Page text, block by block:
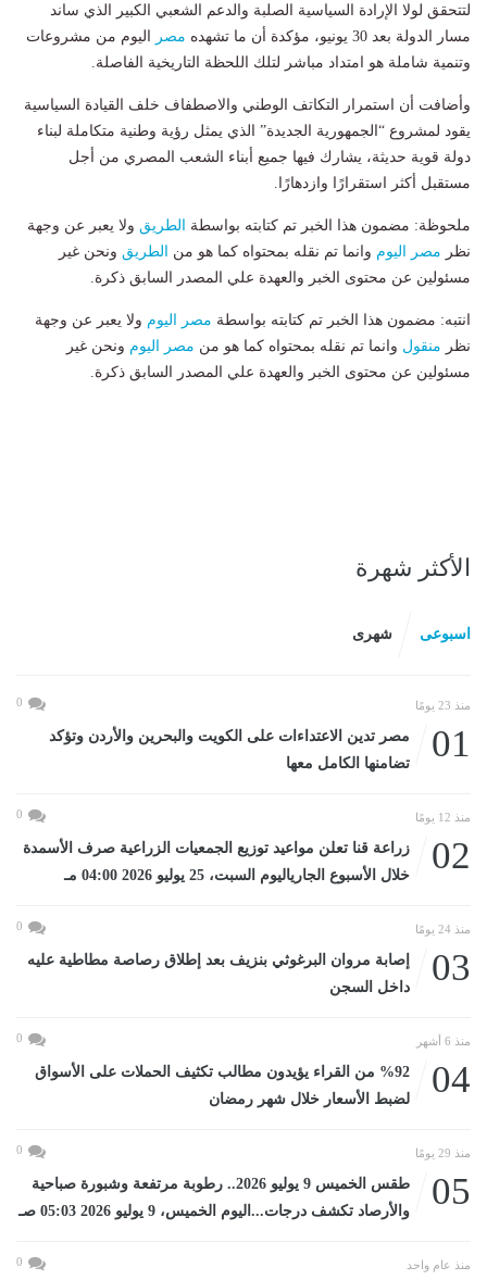
لتتحقق لولا الإرادة السياسية الصلبة والدعم الشعبي الكبير الذي ساند
مسار الدولة بعد 30 يونيو، مؤكدة أن ما تشهده
مصر اليوم من مشروعات
وتنمية شاملة هو امتداد مباشر لتلك اللحظة التاريخية الفاصلة.
وأضافت أن استمرار التكاتف الوطني والاصطفاف خلف القيادة السياسية
يقود لمشروع “الجمهورية الجديدة” الذي يمثل رؤية وطنية متكاملة لبناء
دولة قوية حديثة، يشارك فيها جميع أبناء الشعب المصري من أجل
مستقبل أكثر استقرارًا وازدهارًا.
ملحوظة: مضمون هذا الخبر تم كتابته بواسطة الطريق ولا يعبر عن وجهة
نظر مصر اليوم وانما تم نقله بمحتواه كما هو من الطريق ونحن غير
مسئولين عن محتوى الخبر والعهدة علي المصدر السابق ذكرة.
انتبه: مضمون هذا الخبر تم كتابته بواسطة مصر اليوم ولا يعبر عن وجهة
نظر منقول وانما تم نقله بمحتواه كما هو من مصر اليوم ونحن غير
مسئولين عن محتوى الخبر والعهدة علي المصدر السابق ذكرة.
الأكثر شهرة
اسبوعى شهرى
منذ 23 يومًا 0
01
مصر تدين الاعتداءات على الكويت والبحرين والأردن وتؤكد
تضامنها الكامل معها
منذ 12 يومًا 0
02
زراعة قنا تعلن مواعيد توزيع الجمعيات الزراعية صرف الأسمدة
خلال الأسبوع الجارياليوم السبت، 25 يوليو 2026 04:00 مـ
منذ 24 يومًا 0
03
إصابة مروان البرغوثي بنزيف بعد إطلاق رصاصة مطاطية عليه
داخل السجن
منذ 6 أشهر 0
04
%92 من القراء يؤيدون مطالب تكثيف الحملات على الأسواق
لضبط الأسعار خلال شهر رمضان
منذ 29 يومًا 0
05
طقس الخميس 9 يوليو 2026.. رطوبة مرتفعة وشبورة صباحية
والأرصاد تكشف درجات...اليوم الخميس، 9 يوليو 2026 05:03 صـ
منذ عام واحد 0